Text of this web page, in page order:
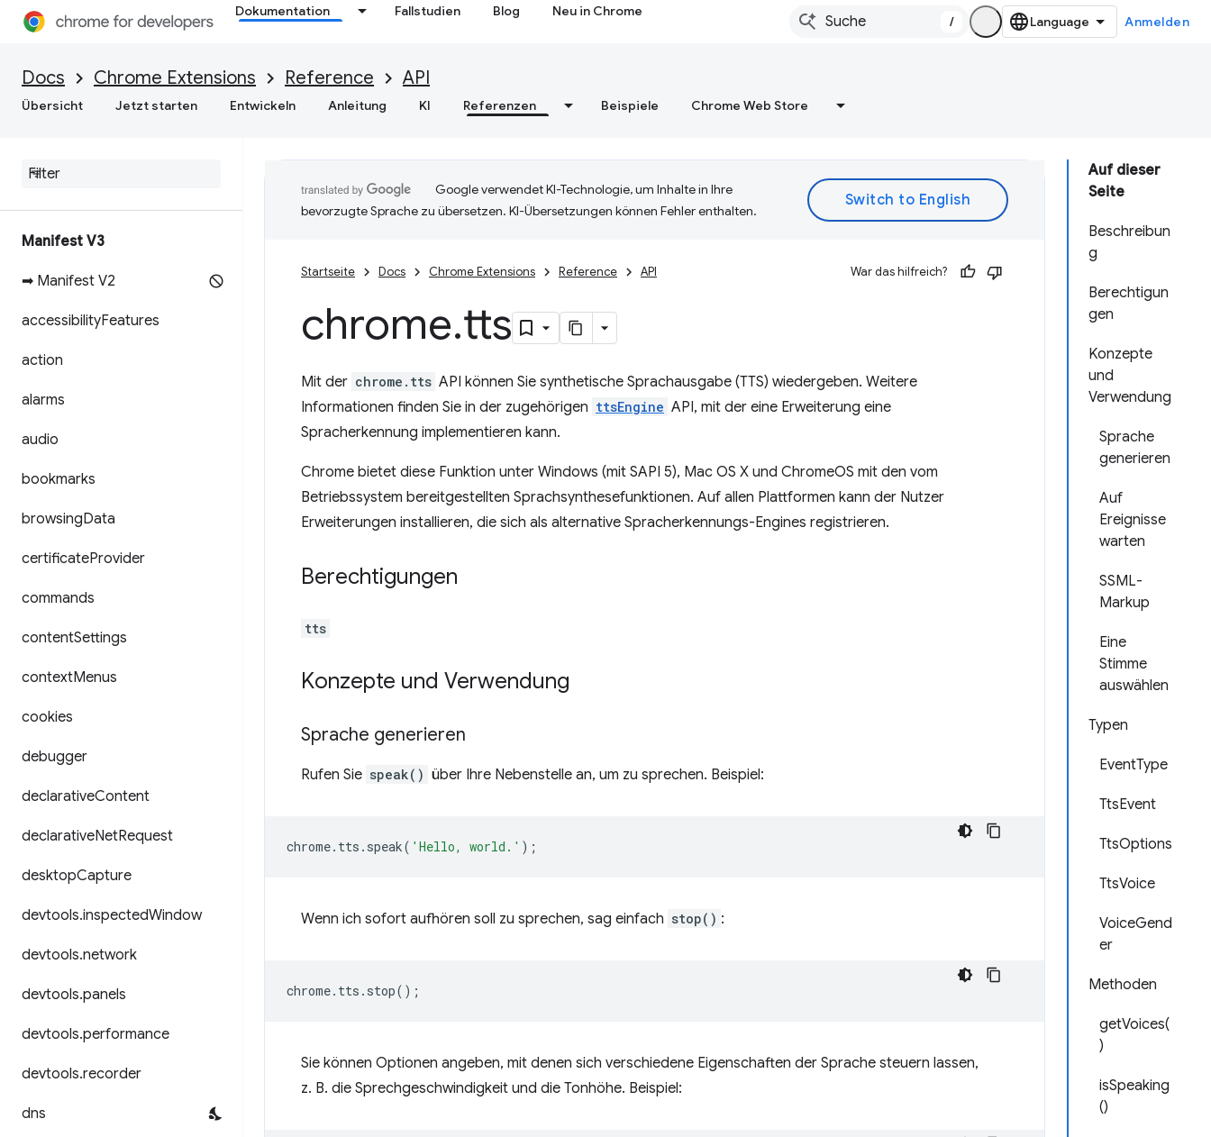
Dokumentation Fallstudien Blog Neu in Chrome
/ Anmelden
Docs Chrome Extensions Reference API
Übersicht Jetzt starten Entwickeln Anleitung KI Referenzen Beispiele Chrome Web Store
Manifest V3
➡ Manifest V2
accessibilityFeatures
action
alarms
audio
bookmarks
browsingData
certificateProvider
commands
contentSettings
contextMenus
cookies
debugger
declarativeContent
declarativeNetRequest
desktopCapture
devtools.inspectedWindow
devtools.network
devtools.panels
devtools.performance
devtools.recorder
dns
Auf dieser
Seite
Beschreibun
g
Berechtigun
gen
Konzepte
und
Verwendung
Sprache
generieren
Auf
Ereignisse
warten
SSML-
Markup
Eine
Stimme
auswählen
Typen
EventType
TtsEvent
TtsOptions
TtsVoice
VoiceGend
er
Methoden
getVoices(
)
isSpeaking
()
Google verwendet KI-Technologie, um Inhalte in Ihre
bevorzugte Sprache zu übersetzen. KI-Übersetzungen können Fehler enthalten.
Startseite Docs Chrome Extensions Reference API War das hilfreich?
chrome.tts
Mit der chrome.tts API können Sie synthetische Sprachausgabe (TTS) wiedergeben. Weitere
Informationen finden Sie in der zugehörigen ttsEngine API, mit der eine Erweiterung eine
Spracherkennung implementieren kann.
Chrome bietet diese Funktion unter Windows (mit SAPI 5), Mac OS X und ChromeOS mit den vom
Betriebssystem bereitgestellten Sprachsynthesefunktionen. Auf allen Plattformen kann der Nutzer
Erweiterungen installieren, die sich als alternative Spracherkennungs-Engines registrieren.
Berechtigungen
tts
Konzepte und Verwendung
Sprache generieren
Rufen Sie speak() über Ihre Nebenstelle an, um zu sprechen. Beispiel:
chrome. tts . speak( 'Hello, world.' );
Wenn ich sofort aufhören soll zu sprechen, sag einfach stop() :
chrome. tts . stop();
Sie können Optionen angeben, mit denen sich verschiedene Eigenschaften der Sprache steuern lassen,
z. B. die Sprechgeschwindigkeit und die Tonhöhe. Beispiel: